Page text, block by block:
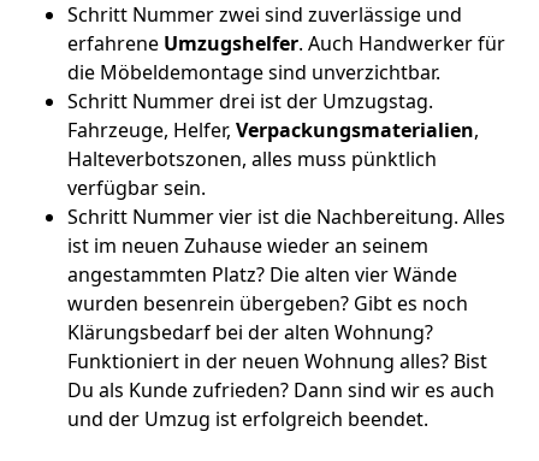
Schritt Nummer zwei sind zuverlässige und
erfahrene Umzugshelfer. Auch Handwerker für
die Möbeldemontage sind unverzichtbar.
Schritt Nummer drei ist der Umzugstag.
Fahrzeuge, Helfer, Verpackungsmaterialien,
Halteverbotszonen, alles muss pünktlich
verfügbar sein.
Schritt Nummer vier ist die Nachbereitung. Alles
ist im neuen Zuhause wieder an seinem
angestammten Platz? Die alten vier Wände
wurden besenrein übergeben? Gibt es noch
Klärungsbedarf bei der alten Wohnung?
Funktioniert in der neuen Wohnung alles? Bist
Du als Kunde zufrieden? Dann sind wir es auch
und der Umzug ist erfolgreich beendet.